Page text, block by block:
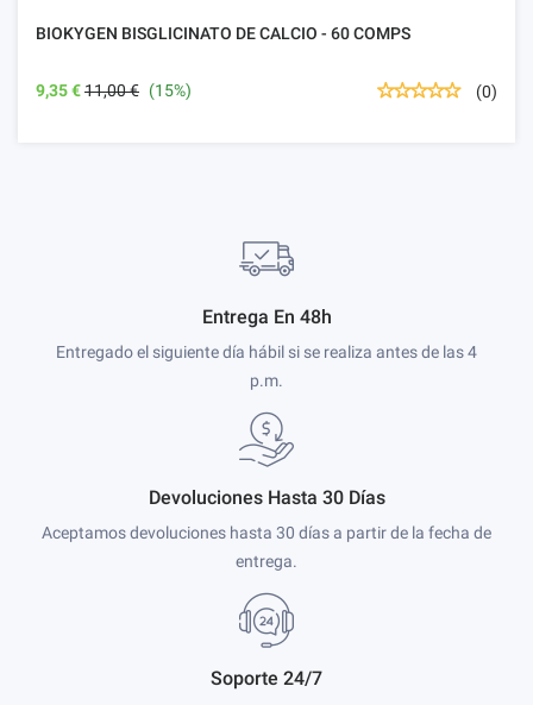
BIOKYGEN BISGLICINATO DE CALCIO - 60 COMPS
9,35 €11,00 € (15%) (0)
Entrega En 48h
Entregado el siguiente día hábil si se realiza antes de las 4
p.m.
Devoluciones Hasta 30 Días
Aceptamos devoluciones hasta 30 días a partir de la fecha de
entrega.
Soporte 24/7